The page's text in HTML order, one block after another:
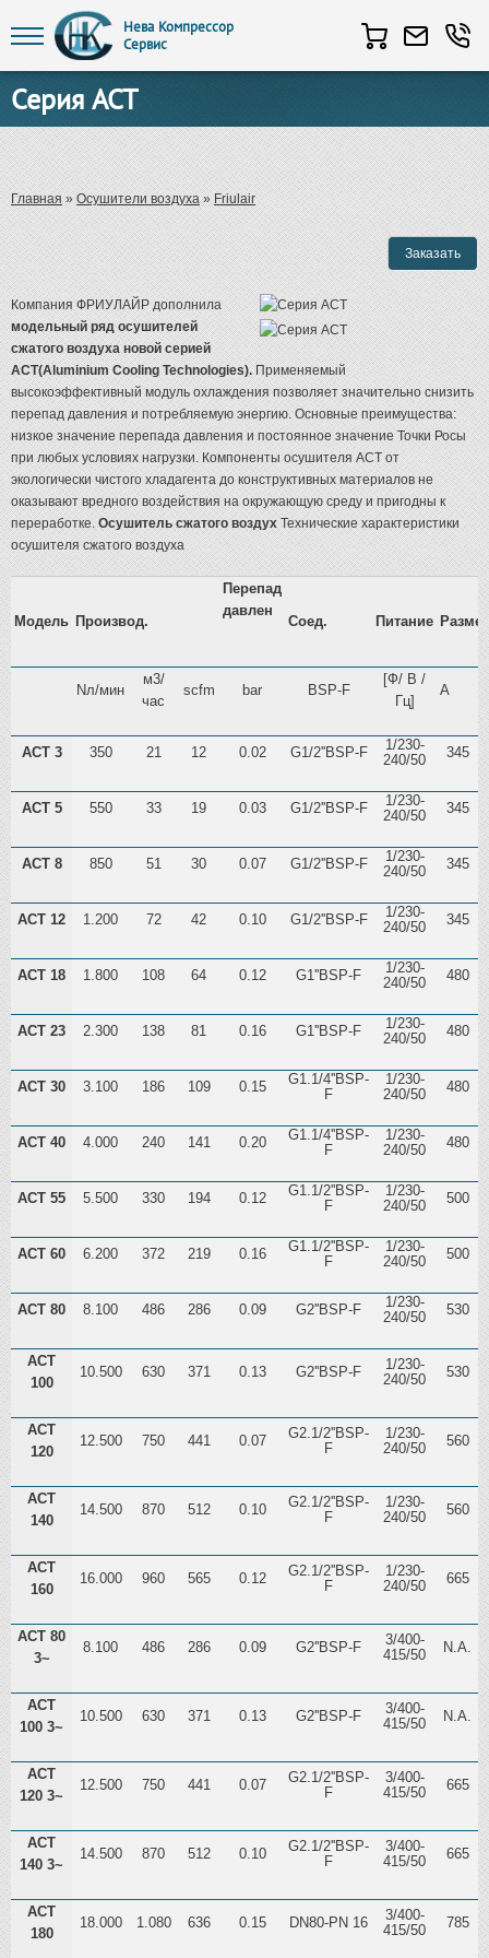
Нева Компрессор
Сервис
Серия ACT
Вы здесь
Главная»Осушители воздуха»Friulair
Компания ФРИУЛАЙР дополнила
модельный ряд осушителей
сжатого воздуха новой серией
АСТ(Aluminium Cooling Technologies).Применяемый
высокоэффективный модуль охлаждения позволяет значительно снизить
перепад давления и потребляемую энергию. Основные преимущества:
низкое значение перепада давления и постоянное значение Точки Росы
при любых условиях нагрузки. Компоненты осушителя АСТ от
экологически чистого хладагента до конструктивных материалов не
оказывают вредного воздействия на окружающую среду и пригодны к
переработке.Осушитель сжатого воздухТехнические характеристики
осушителя сжатого воздуха
Модель Производ.
Перепад
давлен
Соед. Питание
Nл/мин
м3/
час
scfm bar BSP-F
[Ф/ В /
Гц]
A
ACT 3 350 21 12 0.02 G1/2''BSP-F
1/230-
240/50
345
ACT 5 550 33 19 0.03 G1/2''BSP-F
1/230-
240/50
345
ACT 8 850 51 30 0.07 G1/2''BSP-F
1/230-
240/50
345
ACT 12 1.200 72 42 0.10 G1/2''BSP-F
1/230-
240/50
345
ACT 18 1.800 108 64 0.12 G1''BSP-F
1/230-
240/50
480
ACT 23 2.300 138 81 0.16 G1''BSP-F
1/230-
240/50
480
ACT 30 3.100 186 109 0.15
G1.1/4''BSP-
F
1/230-
240/50
480
ACT 40 4.000 240 141 0.20
G1.1/4''BSP-
F
1/230-
240/50
480
ACT 55 5.500 330 194 0.12
G1.1/2''BSP-
F
1/230-
240/50
500
ACT 60 6.200 372 219 0.16
G1.1/2''BSP-
F
1/230-
240/50
500
ACT 80 8.100 486 286 0.09 G2''BSP-F
1/230-
240/50
530
ACT
100
10.500 630 371 0.13 G2''BSP-F
1/230-
240/50
530
ACT
120
12.500 750 441 0.07
G2.1/2''BSP-
F
1/230-
240/50
560
ACT
140
14.500 870 512 0.10
G2.1/2''BSP-
F
1/230-
240/50
560
ACT
160
16.000 960 565 0.12
G2.1/2''BSP-
F
1/230-
240/50
665
ACT 80
3~
8.100 486 286 0.09 G2''BSP-F
3/400-
415/50
N.A.
ACT
100 3~
10.500 630 371 0.13 G2''BSP-F
3/400-
415/50
N.A.
ACT
120 3~
12.500 750 441 0.07
G2.1/2''BSP-
F
3/400-
415/50
665
ACT
140 3~
14.500 870 512 0.10
G2.1/2''BSP-
F
3/400-
415/50
665
ACT
180
18.000 1.080 636 0.15 DN80-PN 16
3/400-
415/50
785